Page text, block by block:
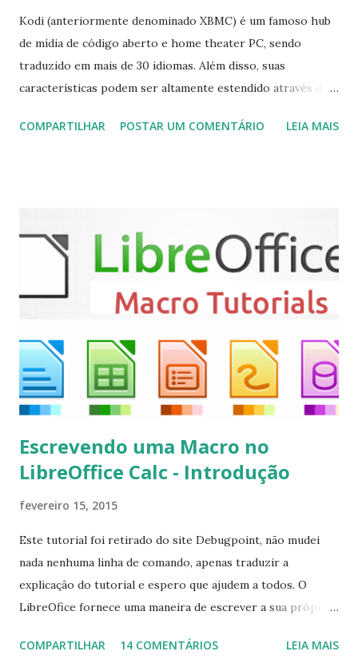
Kodi (anteriormente denominado XBMC) é um famoso hub
de mídia de código aberto e home theater PC, sendo
traduzido em mais de 30 idiomas. Além disso, suas
características podem ser altamente estendido através de
(personal video recorder). A versão final do Kodi 19.5
sudo apt-get install kodi Use o comando a seguir para
instalar codecs de áudio e outros complementos,
executando: $ sudo apt-get install --install-suggests
kodi Para remover, execute: $ sudo apt-get remove
COMPARTILHAR POSTAR UM COMENTÁRIO LEIA MAIS
Escrevendo uma Macro no
LibreOffice Calc - Introdução
fevereiro 15, 2015
Este tutorial foi retirado do site Debugpoint, não mudei
nada nenhuma linha de comando, apenas traduzir a
explicação do tutorial e espero que ajudem a todos. O
LibreOfice fornece uma maneira de escrever a sua própria
aplicativo de escritório. Você pode usar Python ou Basic
COMPARTILHAR 14 COMENTÁRIOS LEIA MAIS